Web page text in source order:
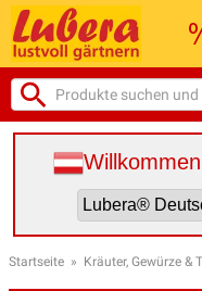
Startseite » Kräuter, Gewürze &